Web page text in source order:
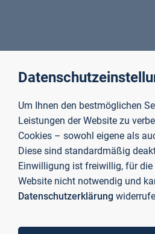
Um Ihnen den bestmöglichen
Leistungen der Website zu
Cookies – sowohl eigene als
Diese sind standardmäßig
Einwilligung ist freiwillig, für die
Website nicht notwendig und
Datenschutzerklärung